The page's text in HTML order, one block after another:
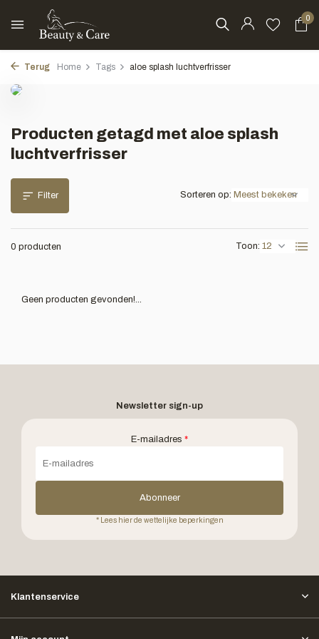
0
Terug Home Tags aloe splash luchtverfrisser
Producten getagd met aloe splash
luchtverfrisser
Filter
0 producten Toon:
Sorteren op:
Geen producten gevonden!...
Newsletter sign-up
E-mailadres *
Abonneer
* Lees hier de wettelijke beperkingen
Klantenservice